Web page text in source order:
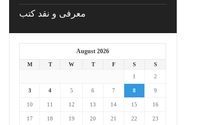
معرفی و نقد کتب
August 2026
M T W T F S
S
1
2
3 4 5 6 7 8 9
10 11 12 13 14 15 16
17 18 19 20 21 22 23